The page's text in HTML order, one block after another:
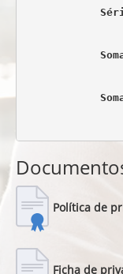
Política de
Ficha de